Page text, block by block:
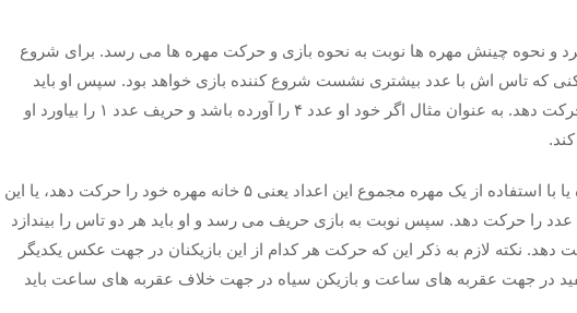
و نحوه چینش مهره‌ ها نوبت به نحوه بازی و حرکت مهره‌ ها می‌ رسد. برای شروع
که تاس اش با عدد بیشتری نشست شروع کننده بازی خواهد بود. سپس او باید
طبق عدد تاس خود و حریف مهره‌ ها را حرکت دهد. به عنوان مثال اگر خود او عدد ۴ را آورده باشد و حریف عدد ۱ را بیاورد او
در این شرایط او می ‌تواند به طور دلخواه یا با استفاده از یک مهره مجموع این اعداد یعنی ۵ خانه مهره خود را حرکت دهد، یا این
با دو مهره یکی عدد ۴ و یکی عدد را حرکت دهد. سپس نوبت به بازی حریف می‌ رسد و او باید هر دو تاس را بیندازد
نکته لازم به ذکر این که حرکت هر کدام از این بازیکنان در جهت عکس یکدیگر
در جهت عقربه ‌های ساعت و بازیکن سیاه در جهت خلاف عقربه‌ های ساعت باید